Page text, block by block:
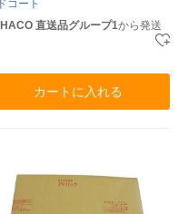
コート
直送品グループ1から発送
カートに入れる